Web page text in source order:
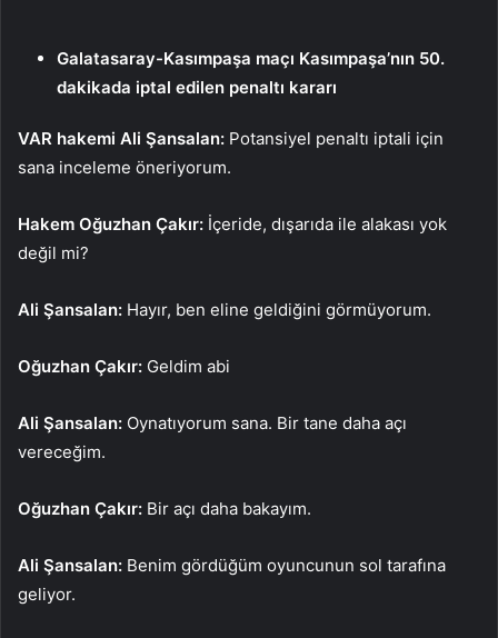
Galatasaray-Kasımpaşa maçı Kasımpaşa’nın 50.
dakikada iptal edilen penaltı kararı
VAR hakemi Ali Şansalan: Potansiyel penaltı iptali için
sana inceleme öneriyorum.
Hakem Oğuzhan Çakır: İçeride, dışarıda ile alakası yok
değil mi?
Ali Şansalan: Hayır, ben eline geldiğini görmüyorum.
Oğuzhan Çakır: Geldim abi
Ali Şansalan: Oynatıyorum sana. Bir tane daha açı
vereceğim.
Oğuzhan Çakır: Bir açı daha bakayım.
Ali Şansalan: Benim gördüğüm oyuncunun sol tarafına
geliyor.